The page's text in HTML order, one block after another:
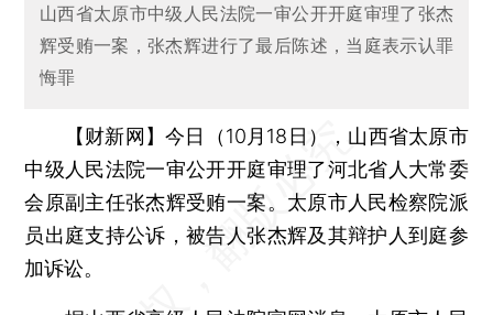
山西省太原市中级人民法院一审公开开庭审理了张杰
辉受贿一案，张杰辉进行了最后陈述，当庭表示认罪
悔罪
【财新网】今日（10月18日），山西省太原市
中级人民法院一审公开开庭审理了河北省人大常委
会原副主任张杰辉受贿一案。太原市人民检察院派
员出庭支持公诉，被告人张杰辉及其辩护人到庭参
加诉讼。